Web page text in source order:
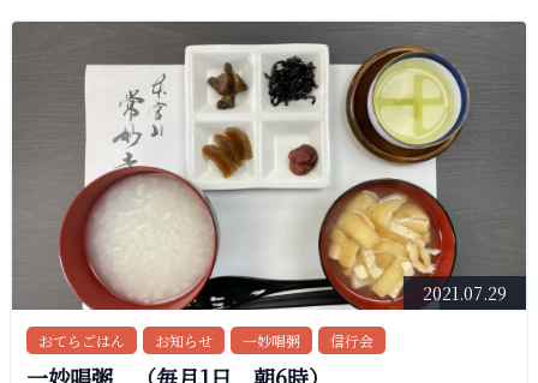
2021.07.29
おてらごはん お知らせ 一妙唱粥 信行会